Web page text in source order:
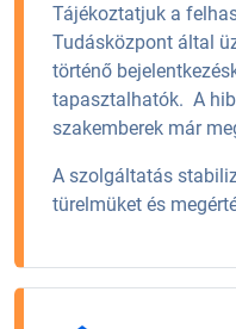
Tájékoztatjuk a
Tudásközpont által
történő
tapasztalhatók. A
szakemberek már
A szolgáltatás
türelmüket és